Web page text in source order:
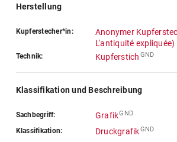
Herstellung
Kupferstecher*in:
Anonymer
L'antiquité expliquée)
Technik: Kupferstich GND
Klassifikation und Beschreibung
Sachbegriff: GrafikGND
Klassifikation: DruckgrafikGND